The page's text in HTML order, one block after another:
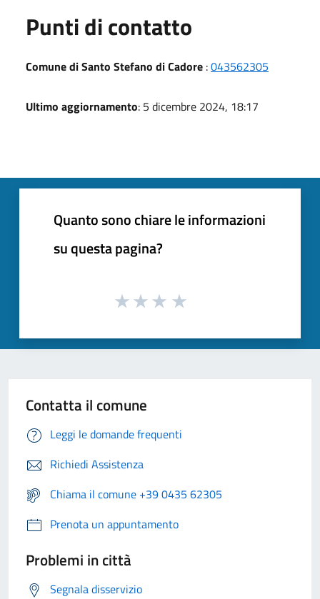
Punti di contatto
Comune di Santo Stefano di Cadore :043562305
Ultimo aggiornamento: 5 dicembre 2024, 18:17
Quanto sono chiare le informazioni
su questa pagina?
Contatta il comune
Leggi le domande frequenti
Richiedi Assistenza
Chiama il comune +39 0435 62305
Prenota un appuntamento
Problemi in città
Segnala disservizio